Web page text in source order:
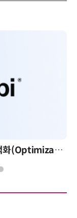
AI 시대의 의사결정을 바꾸는 수리최적화(Optimization): 실제 산업 적용 사례와 활용 전략